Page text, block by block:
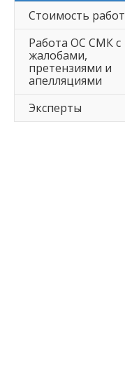
Стоимость работ
Работа ОС СМК с
жалобами,
претензиями и
апелляциями
Эксперты